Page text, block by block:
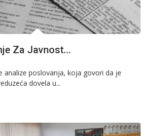
Za Javnost...
analize poslovanja, koja govori da je
dovela u...